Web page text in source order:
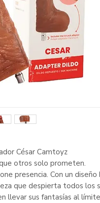
César Camtoyz
otros solo prometen.
presencia. Con un
que despierta todos los
llevar sus fantasías al